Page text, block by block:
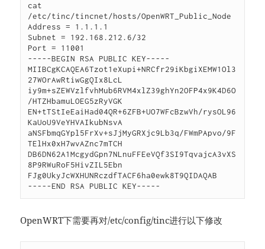
cat
/etc/tinc/tincnet/hosts/OpenWRT_Public_Node
Address = 1.1.1.1
Subnet = 192.168.212.6/32
Port = 11001
-----BEGIN RSA PUBLIC KEY-----
MIIBCgKCAQEA6Tzot1eXupi+NRCfr29iKbgiXEMW1Ol3
27WOrAwRtiwGgQIx8LcL
iy9m+sZEWVzlfvhMub6RVM4xlZ39ghYn2OFP4x9K4D6O
/HTZHbamuLOEG5zRyVGK
EN+tTStIeEaiHad04QR+6ZFB+UO7WFcBzwVh/rysOL96
KaUoU9VeYHVAIkubNsvA
aNSFbmqGYpl5FrXv+sJjMyGRXjc9Lb3q/FWmPApvo/9F
TElHx0xH7wvAZnc7mTCH
DB6DN62A1McgydGpn7NLnuFFEeVQf3SI9TqvajcA3vXS
8P9RWuRoF5HivZIL5Ebn
FJg0UkyJcWXHUNRczdfTACF6ha0ewk8T9QIDAQAB
-----END RSA PUBLIC KEY-----
OpenWRT下需要再对/etc/config/tinc进行以下修改